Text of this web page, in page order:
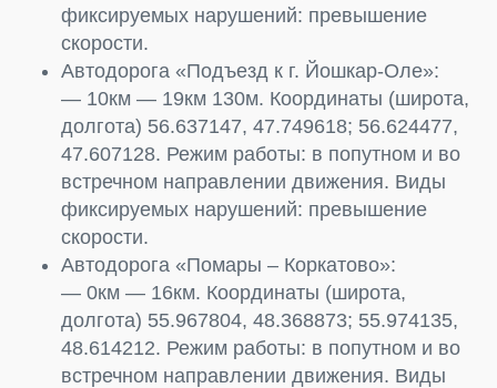
фиксируемых нарушений: превышение
скорости.
Автодорога «Подъезд к г. Йошкар-Оле»:
— 10км — 19км 130м. Координаты (широта,
долгота) 56.637147, 47.749618; 56.624477,
47.607128. Режим работы: в попутном и во
встречном направлении движения. Виды
фиксируемых нарушений: превышение
скорости.
Автодорога «Помары – Коркатово»:
— 0км — 16км. Координаты (широта,
долгота) 55.967804, 48.368873; 55.974135,
48.614212. Режим работы: в попутном и во
встречном направлении движения. Виды